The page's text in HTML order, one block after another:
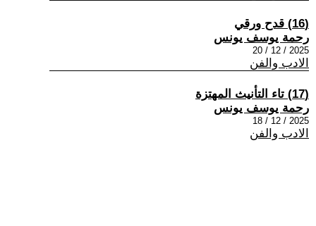
(16) قدح ورقي
رحمة يوسف يونس
2025 / 12 / 20
الادب والفن
(17) تاء التأنيث المهتزة
رحمة يوسف يونس
2025 / 12 / 18
الادب والفن